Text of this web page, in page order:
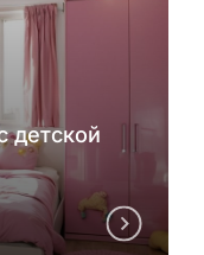
детской